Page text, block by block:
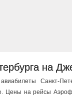
на
Санкт-
Цены на рейсы